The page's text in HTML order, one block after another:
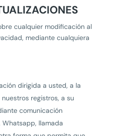
cualquier modificación al
mediante cualquiera
dirigida a usted, a la
registros, a su
comunicación
Whatsapp, llamada